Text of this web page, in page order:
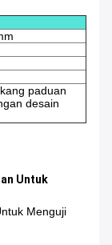
paduan
desain
Untuk
Menguji